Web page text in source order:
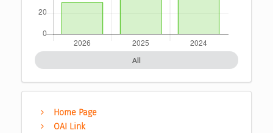
All
Home Page
OAI Link